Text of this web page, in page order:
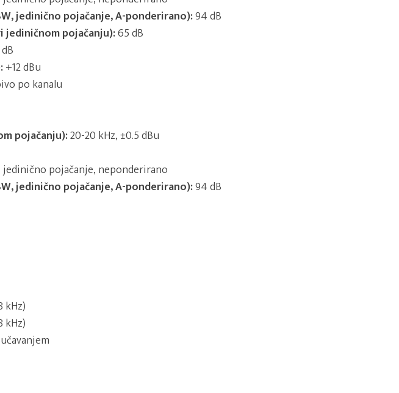
jedinično pojačanje, A-ponderirano):94 dB
jediničnom pojačanju):65 dB
+12 dBu
po kanalu
pojačanju):20-20 kHz, ±0.5 dBu
jedinično pojačanje, neponderirano
jedinično pojačanje, A-ponderirano):94 dB
kHz)
kHz)